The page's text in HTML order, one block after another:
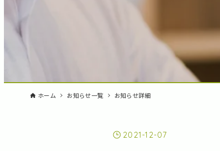
ホーム お知らせ一覧 お知らせ詳細
2021-12-07